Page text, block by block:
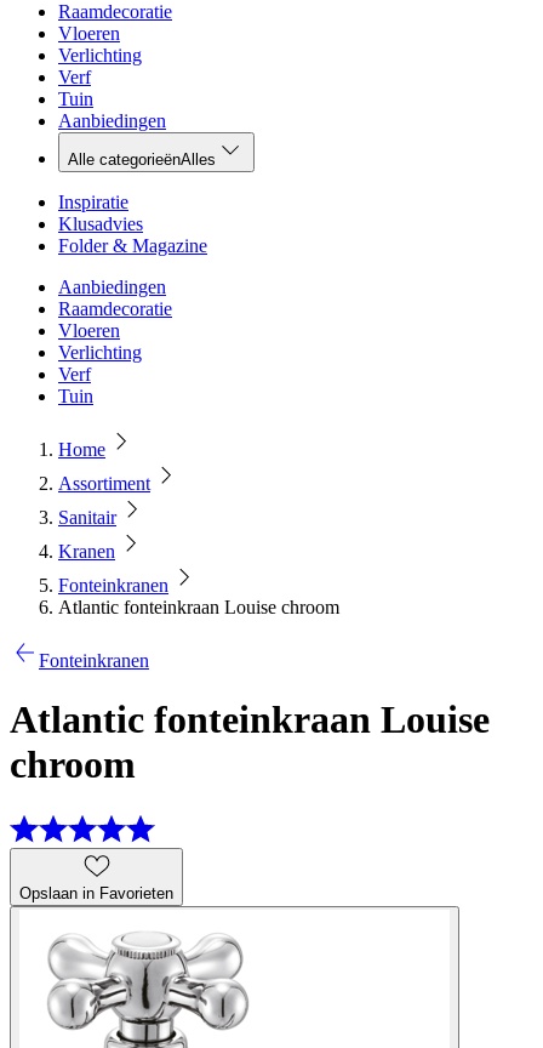
Raamdecoratie
Vloeren
Verlichting
Verf
Tuin
Aanbiedingen
Alle categorieënAlles
Inspiratie
Klusadvies
Folder & Magazine
Aanbiedingen
Raamdecoratie
Vloeren
Verlichting
Verf
Tuin
Home
Assortiment
Sanitair
Kranen
Fonteinkranen
Atlantic fonteinkraan Louise chroom
Fonteinkranen
Atlantic fonteinkraan Louise
chroom
Opslaan in Favorieten